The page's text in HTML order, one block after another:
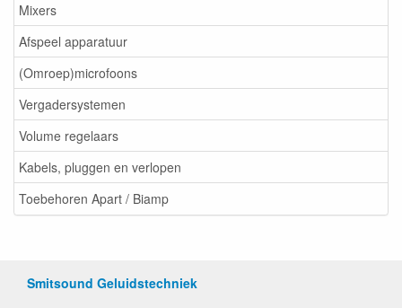
Mixers
Afspeel apparatuur
(Omroep)microfoons
Vergadersystemen
Volume regelaars
Kabels, pluggen en verlopen
Toebehoren Apart / Biamp
Smitsound Geluidstechniek